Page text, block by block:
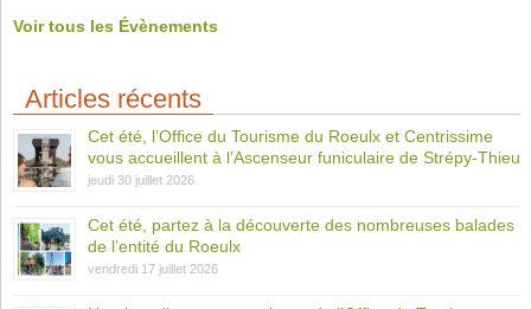
Voir tous les Évènements
Articles récents
Cet été, l’Office du Tourisme du Roeulx et Centrissime
vous accueillent à l’Ascenseur funiculaire de Strépy-Thieu
jeudi 30 juillet 2026
Cet été, partez à la découverte des nombreuses balades
de l’entité du Roeulx
vendredi 17 juillet 2026